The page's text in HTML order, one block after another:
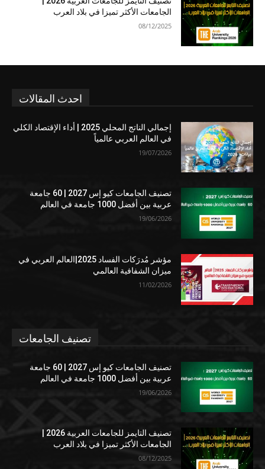
الجامعات الأكثر تميزا في بلاد العرب
08/12/2025
احدث المقالات
إجمالي الناتج المحلي 2025 | أداء الإقتصاد الكلي
في العالم العربي عالمياً
19/07/2026
تصنيف الجامعات كيو إس 2027 | 60 جامعة
عربية بين أفضل 1000 جامعة في العالم
19/06/2026
مؤشر مُدرَكات الفساد 2025|العالم العربي في
ميزان الشفافية العالمي
11/02/2026
تصنيف الجامعات
تصنيف الجامعات كيو إس 2027 | 60 جامعة
عربية بين أفضل 1000 جامعة في العالم
19/06/2026
الجامعات الأكثر تميزا في بلاد العرب
08/12/2025